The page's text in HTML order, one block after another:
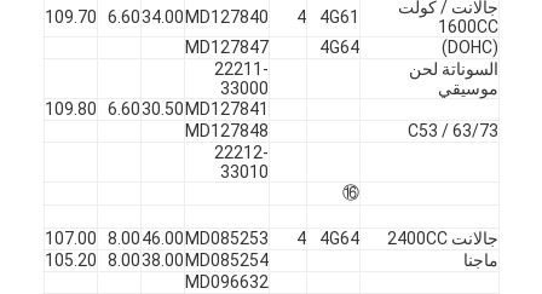
جالانت / كولت
1600CC
4G61
4
MD127840
34.00
6.60
109.70
(DOHC)
4G64
MD127847
السوناتة لحن
موسيقي
22211-
33000
MD127841
30.50
6.60
109.80
C53 / 63/73
MD127848
22212-
33010
⑯
جالانت 2400CC 4G64
4
MD085253
46.00
8.00
107.00
ماجنا
MD085254
38.00
8.00
105.20
MD096632